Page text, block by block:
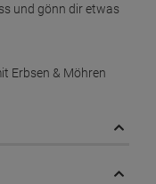
und gönn dir etwas
Erbsen & Möhren